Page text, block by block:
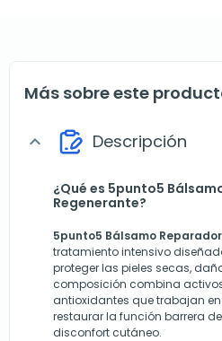
Más sobre este
expand_more Descripción
¿Qué es 5punto5
Regenerante?
5punto5 Bálsamo
tratamiento intensivo
proteger las pieles secas,
composición combina
antioxidantes que trabajan
restaurar la función barrera
disconfort cutáneo.